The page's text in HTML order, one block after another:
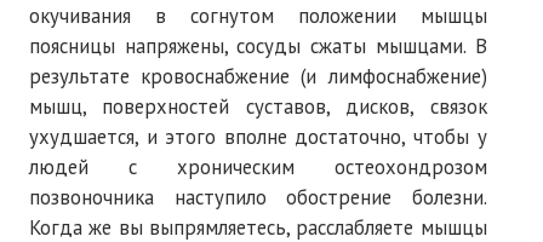
окучивания в согнутом положении мышцы
поясницы напряжены, сосуды сжаты мышцами. В
результате кровоснабжение (и лимфоснабжение)
мышц, поверхностей суставов, дисков, связок
ухудшается, и этого вполне достаточно, чтобы у
людей с хроническим остеохондрозом
позвоночника наступило обострение болезни.
Когда же вы выпрямляетесь, расслабляете мышцы